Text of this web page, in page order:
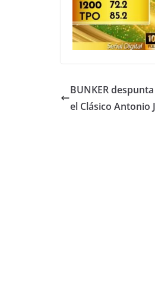
BUNKER
el Clásico Antonio